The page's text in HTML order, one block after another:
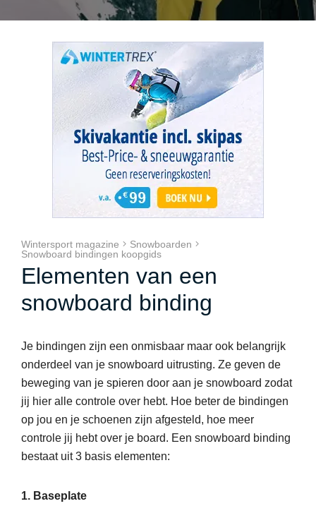
Wintersport magazine
Snowboarden
Snowboard bindingen koopgids
Elementen van een
snowboard binding
Je bindingen zijn een onmisbaar maar ook belangrijk
onderdeel van je snowboard uitrusting. Ze geven de
beweging van je spieren door aan je snowboard zodat
jij hier alle controle over hebt. Hoe beter de bindingen
op jou en je schoenen zijn afgesteld, hoe meer
controle jij hebt over je board. Een snowboard binding
bestaat uit 3 basis elementen:
1. Baseplate